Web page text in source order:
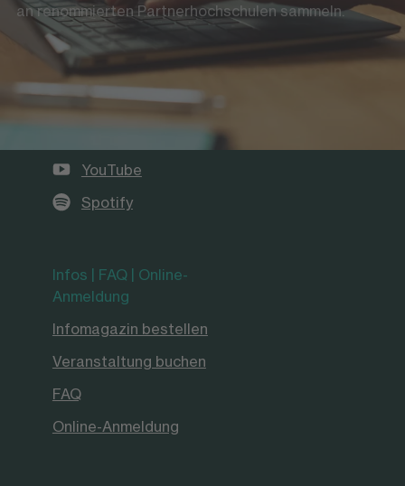
an renommierten Partnerhochschulen sammeln.
Die FOM auf Social Media
LinkedIn
YouTube
Spotify
Infos | FAQ | Online-
Anmeldung
Infomagazin bestellen
Veranstaltung buchen
FAQ
Online-Anmeldung